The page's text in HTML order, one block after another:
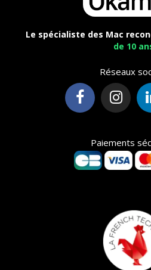
Le spécialiste des Mac
de 10
Réseaux
Paiements